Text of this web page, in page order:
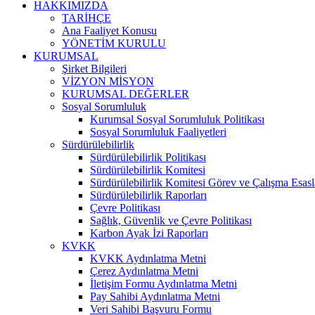
HAKKIMIZDA
TARİHÇE
Ana Faaliyet Konusu
YÖNETİM KURULU
KURUMSAL
Şirket Bilgileri
VİZYON MİSYON
KURUMSAL DEĞERLER
Sosyal Sorumluluk
Kurumsal Sosyal Sorumluluk Politikası
Sosyal Sorumluluk Faaliyetleri
Sürdürülebilirlik
Sürdürülebilirlik Politikası
Sürdürülebilirlik Komitesi
Sürdürülebilirlik Komitesi Görev ve Çalışma
Sürdürülebilirlik Raporları
Çevre Politikası
Sağlık, Güvenlik ve Çevre Politikası
Karbon Ayak İzi Raporları
KVKK
KVKK Aydınlatma Metni
Çerez Aydınlatma Metni
İletişim Formu Aydınlatma Metni
Pay Sahibi Aydınlatma Metni
Veri Sahibi Başvuru Formu